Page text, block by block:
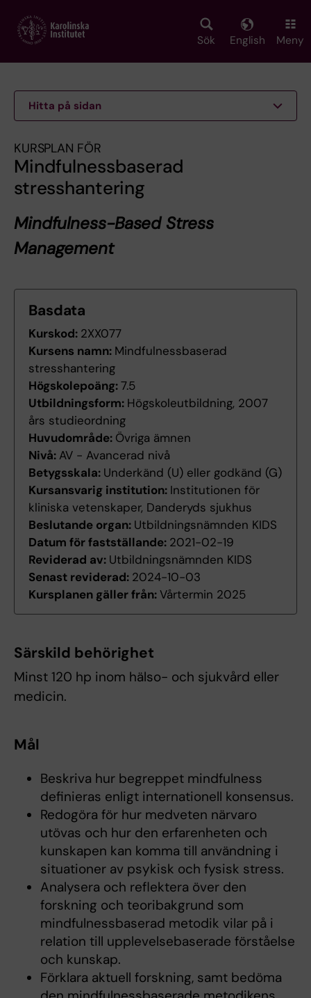
main
Sök English Meny
Hitta på sidan
KURSPLAN FÖR
Mindfulnessbaserad
stresshantering
Mindfulness-Based Stress
Management
Basdata
Kurskod: 2XX077
Kursens namn: Mindfulnessbaserad
stresshantering
Högskolepoäng:7.5
Utbildningsform: Högskoleutbildning, 2007
års studieordning
Huvudområde: Övriga ämnen
Nivå: AV - Avancerad nivå
Betygsskala: Underkänd (U) eller godkänd (G)
Kursansvarig institution: Institutionen för
kliniska vetenskaper, Danderyds sjukhus
Beslutande organ: Utbildningsnämnden KIDS
Datum för fastställande: 2021-02-19
Reviderad av: Utbildningsnämnden KIDS
Senast reviderad: 2024-10-03
Kursplanen gäller från:Vårtermin 2025
Särskild behörighet
Minst 120 hp inom hälso- och sjukvård eller
medicin.
Mål
Beskriva hur begreppet mindfulness
definieras enligt internationell konsensus.
Redogöra för hur medveten närvaro
utövas och hur den erfarenheten och
kunskapen kan komma till användning i
situationer av psykisk och fysisk stress.
Analysera och reflektera över den
forskning och teoribakgrund som
mindfulnessbaserad metodik vilar på i
relation till upplevelsebaserade förståelse
och kunskap.
Förklara aktuell forskning, samt bedöma